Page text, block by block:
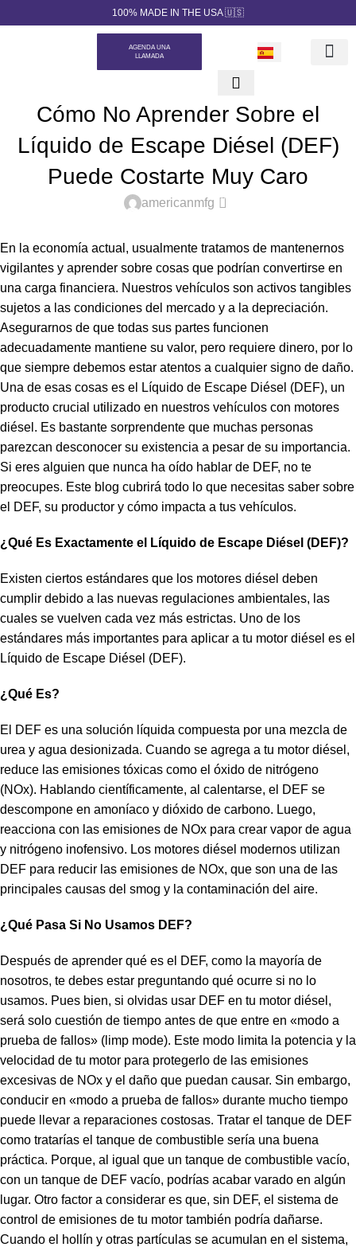
100% MADE IN THE USA 🇺🇸
AGENDA UNA
LLAMADA
SOLUCIONES QUÍMICAS PARA EL SECTOR AUTOMOTRIZ
UNCATEGORIZED
Cómo No Aprender Sobre el
Líquido de Escape Diésel (DEF)
Puede Costarte Muy Caro
americanmfg 0
En la economía actual, usualmente tratamos de mantenernos
vigilantes y aprender sobre cosas que podrían convertirse en
una carga financiera. Nuestros vehículos son activos tangibles
sujetos a las condiciones del mercado y a la depreciación.
Asegurarnos de que todas sus partes funcionen
adecuadamente mantiene su valor, pero requiere dinero, por lo
que siempre debemos estar atentos a cualquier signo de daño.
Una de esas cosas es el Líquido de Escape Diésel (DEF), un
producto crucial utilizado en nuestros vehículos con motores
diésel. Es bastante sorprendente que muchas personas
parezcan desconocer su existencia a pesar de su importancia.
Si eres alguien que nunca ha oído hablar de DEF, no te
preocupes. Este blog cubrirá todo lo que necesitas saber sobre
el DEF, su productor y cómo impacta a tus vehículos.
¿Qué Es Exactamente el Líquido de Escape Diésel (DEF)?
Existen ciertos estándares que los motores diésel deben
cumplir debido a las nuevas regulaciones ambientales, las
cuales se vuelven cada vez más estrictas. Uno de los
estándares más importantes para aplicar a tu motor diésel es el
Líquido de Escape Diésel (DEF).
¿Qué Es?
El DEF es una solución líquida compuesta por una mezcla de
urea y agua desionizada. Cuando se agrega a tu motor diésel,
reduce las emisiones tóxicas como el óxido de nitrógeno
(NOx). Hablando científicamente, al calentarse, el DEF se
descompone en amoníaco y dióxido de carbono. Luego,
reacciona con las emisiones de NOx para crear vapor de agua
y nitrógeno inofensivo. Los motores diésel modernos utilizan
DEF para reducir las emisiones de NOx, que son una de las
principales causas del smog y la contaminación del aire.
¿Qué Pasa Si No Usamos DEF?
Después de aprender qué es el DEF, como la mayoría de
nosotros, te debes estar preguntando qué ocurre si no lo
usamos. Pues bien, si olvidas usar DEF en tu motor diésel,
será solo cuestión de tiempo antes de que entre en «modo a
prueba de fallos» (limp mode). Este modo limita la potencia y la
velocidad de tu motor para protegerlo de las emisiones
excesivas de NOx y el daño que puedan causar. Sin embargo,
conducir en «modo a prueba de fallos» durante mucho tiempo
puede llevar a reparaciones costosas. Tratar el tanque de DEF
como tratarías el tanque de combustible sería una buena
práctica. Porque, al igual que un tanque de combustible vacío,
con un tanque de DEF vacío, podrías acabar varado en algún
lugar. Otro factor a considerar es que, sin DEF, el sistema de
control de emisiones de tu motor también podría dañarse.
Cuando el hollín y otras partículas se acumulan en el sistema,